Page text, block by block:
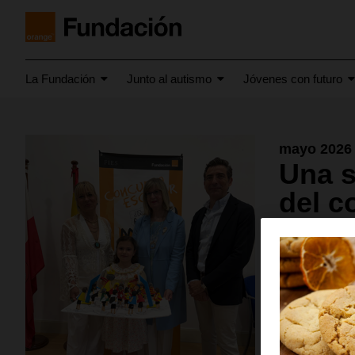
La Fundación Junto al autismo Jóvenes con futuro
mayo 2026
Una
del
Ana Herrera,
las
y armonía
Santander,